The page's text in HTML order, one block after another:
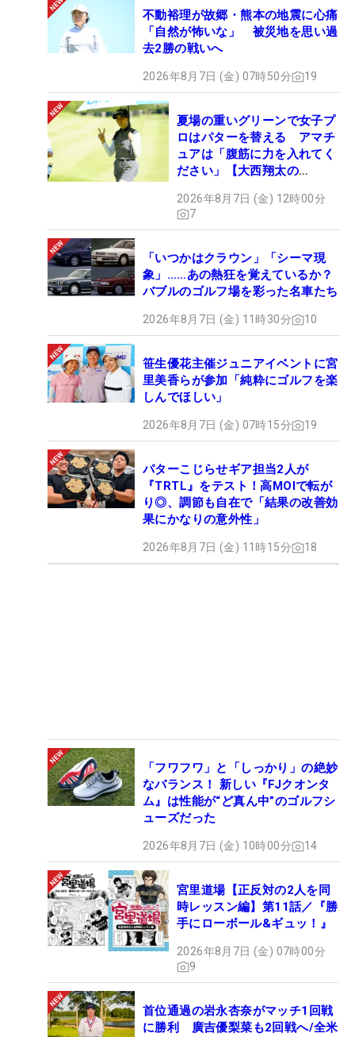
不動裕理が故郷・熊本の地震に心痛
「自然が怖いな」 被災地を思い過
去2勝の戦いへ
2026年8月7日 (金) 07時50分 19
夏場の重いグリーンで女子プ
ロはパターを替える アマチ
ュアは「腹筋に力を入れてく
ださい」【大西翔太の
2026年8月7日 (金) 12時00分
7
「いつかはクラウン」「シーマ現
象」……あの熱狂を覚えているか？
バブルのゴルフ場を彩った名車たち
2026年8月7日 (金) 11時30分 10
笹生優花主催ジュニアイベントに宮
里美香らが参加「純粋にゴルフを楽
しんでほしい」
2026年8月7日 (金) 07時15分 19
パターこじらせギア担当2人が
『TRTL』をテスト！高MOIで転が
り◎、調節も自在で「結果の改善効
果にかなりの意外性」
2026年8月7日 (金) 11時15分 18
「フワフワ」と「しっかり」の絶妙
なバランス！ 新しい『FJクオンタ
ム』は性能が“ど真ん中”のゴルフシ
ューズだった
2026年8月7日 (金) 10時00分 14
宮里道場【正反対の2人を同
時レッスン編】第11話／『勝
手にローボール&ギュッ！』
2026年8月7日 (金) 07時00分
9
首位通過の岩永杏奈がマッチ1回戦
に勝利 廣吉優梨菜も2回戦へ/全米